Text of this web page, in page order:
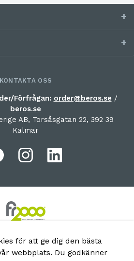
KONTAKTA OSS
Förfrågan: order@beros.se /
beros.se
AB, Torsåsgatan 22, 392 39
Kalmar
för att ge dig den bästa
webbplats. Du godkänner